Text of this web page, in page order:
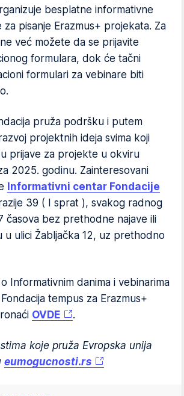
besplatne informativne
za pisanje Erazmus+ projekata. Za
već možete da se prijavite
formulara, dok će tačni
formulari za vebinare biti
pruža podršku i putem
projektnih ideja svima koji
prijave za projekte u okviru
2025. godinu. Zainteresovani
Informativni centar Fondacije
39 ( I sprat ), svakog radnog
časova bez prethodne najave ili
u ulici Žabljačka 12, uz prethodno
Informativnim danima i vebinarima
tempus za Erazmus+
OVDE .
koje pruža Evropska unija
eumogucnosti.rs